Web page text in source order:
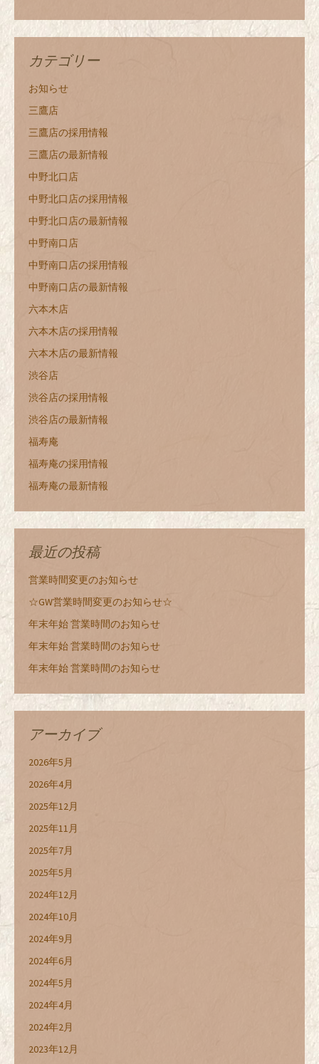
カテゴリー
お知らせ
三鷹店
三鷹店の採用情報
三鷹店の最新情報
中野北口店
中野北口店の採用情報
中野北口店の最新情報
中野南口店
中野南口店の採用情報
中野南口店の最新情報
六本木店
六本木店の採用情報
六本木店の最新情報
渋谷店
渋谷店の採用情報
渋谷店の最新情報
福寿庵
福寿庵の採用情報
福寿庵の最新情報
最近の投稿
営業時間変更のお知らせ
☆GW営業時間変更のお知らせ☆
年末年始 営業時間のお知らせ
年末年始 営業時間のお知らせ
年末年始 営業時間のお知らせ
アーカイブ
2026年5月
2026年4月
2025年12月
2025年11月
2025年7月
2025年5月
2024年12月
2024年10月
2024年9月
2024年6月
2024年5月
2024年4月
2024年2月
2023年12月